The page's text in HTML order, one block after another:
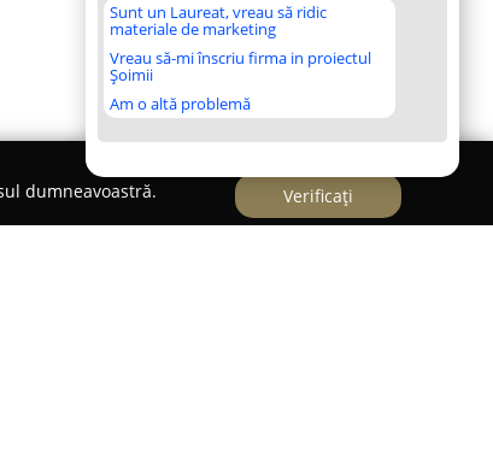
Sunt un Laureat, vreau să ridic
materiale de marketing
Vreau să-mi înscriu firma in proiectul
Șoimii
Am o altă problemă
dumneavoastră.
Verificați